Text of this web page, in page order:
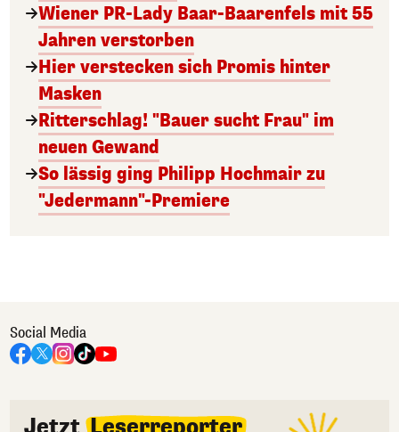
Wiener PR-Lady Baar-Baarenfels mit 55
Jahren verstorben
Hier verstecken sich Promis hinter
Masken
Ritterschlag! "Bauer sucht Frau" im
neuen Gewand
So lässig ging Philipp Hochmair zu
"Jedermann"-Premiere
Social Media